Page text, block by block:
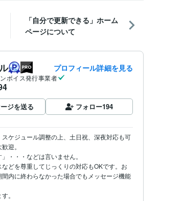
「自分で更新できる」ホーム
ページについて
プロフィール詳細を見る
ボイス発行事業者
ジを送る フォロー194
ケジュール調整の上、土日祝、深夜対応も可
迎。
・・・などは言いません。
どを尊重してじっくりの対応もOKです。お
内に終わらなかった場合でもメッセージ機能
。